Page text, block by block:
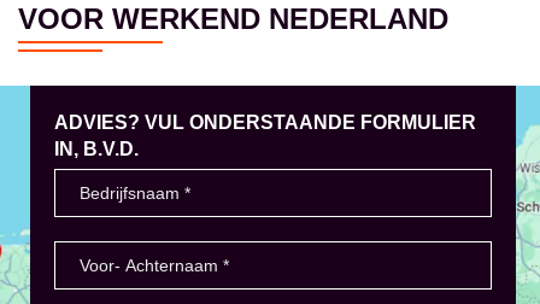
VOOR WERKEND NEDERLAND
ADVIES? VUL ONDERSTAANDE FORMULIER
IN, B.V.D.